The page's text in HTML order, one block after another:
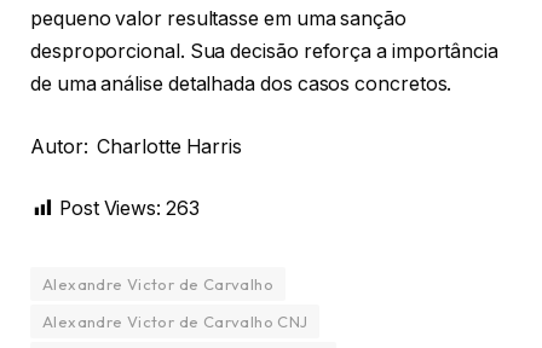
pequeno valor resultasse em uma sanção
desproporcional. Sua decisão reforça a importância
de uma análise detalhada dos casos concretos.
Autor: Charlotte Harris
Post Views: 263
Alexandre Victor de Carvalho
Alexandre Victor de Carvalho CNJ